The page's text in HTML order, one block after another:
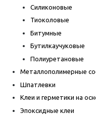
Силиконовые
Тиоколовые
Битумные
Бутилкаучуковые
Полиуретановые
Металлополимерные
Шпатлевки
Клеи и герметики на
Эпоксидные клеи